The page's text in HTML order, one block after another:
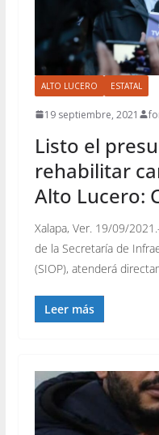
ALTO LUCERO ESTATAL
19 septiembre, 2021
Listo el
rehabilitar
Alto Lucero:
Xalapa, Ver. 19/09/
de la Secretaría de
(SIOP), atenderá
Leer más